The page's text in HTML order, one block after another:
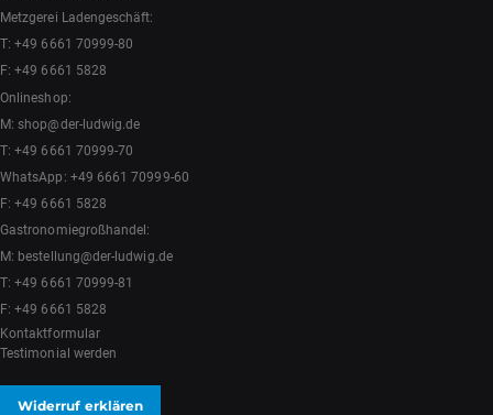
Metzgerei Ladengeschäft:
T:+49 6661 70999-80
F: +49 6661 5828
Onlineshop:
M:shop@der-ludwig.de
T:+49 6661 70999-70
WhatsApp: +49 6661 70999-60
F: +49 6661 5828
Gastronomiegroßhandel:
M: bestellung@der-ludwig.de
T:+49 6661 70999-81
F: +49 6661 5828
Kontaktformular
Testimonial werden
Widerruf erklären